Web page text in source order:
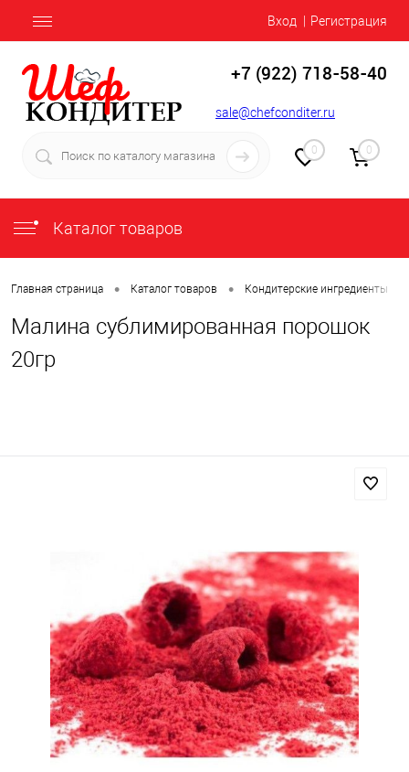
Вход Регистрация
+7 (922) 718-58-40
sale@chefconditer.ru
0 0
Каталог товаров
Главная страница • Каталог товаров • Кондитерские ингредиенты
Малина сублимированная порошок
20гр